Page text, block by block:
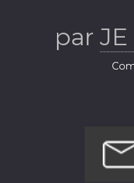
par